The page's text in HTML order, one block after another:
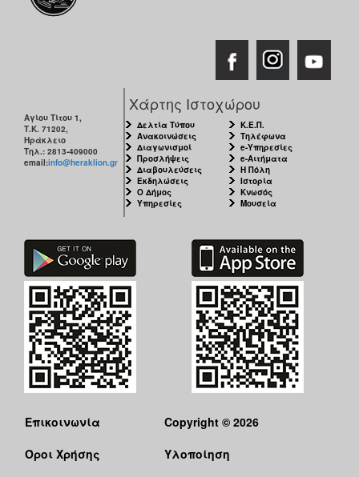
Αγίου Τίτου 1,
Τ.Κ. 71202,
Ηράκλειο
Τηλ.: 2813-409000
email:info@heraklion.gr
Χάρτης Ιστοχώρου
Δελτία Τύπου
Ανακοινώσεις
Διαγωνισμοί
Προσλήψεις
Διαβουλεύσεις
Εκδηλώσεις
Ο Δήμος
Υπηρεσίες
Κ.Ε.Π.
Τηλέφωνα
e-Υπηρεσίες
e-Αιτήματα
Η Πόλη
Ιστορία
Κνωσός
Μουσεία
Επικοινωνία
Όροι Χρήσης
Copyright © 2026
Υλοποίηση